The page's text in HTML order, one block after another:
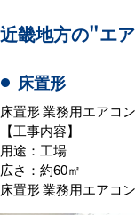
近畿地方の"エ
床置形
床置形 業務用エアコ
【工事内容】
用途：工場
広さ：約60㎡
床置形 業務用エアコ